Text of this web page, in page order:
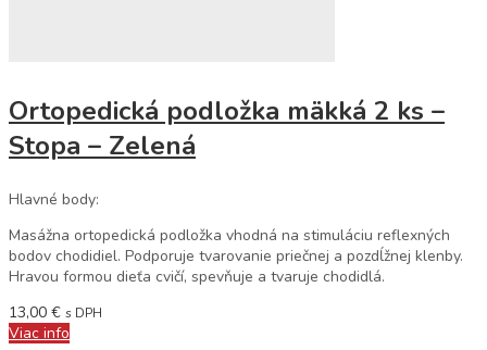
Ortopedická podložka mäkká 2 ks –
Stopa – Zelená
Hlavné body:
Masážna ortopedická podložka vhodná na stimuláciu reflexných
bodov chodidiel. Podporuje tvarovanie priečnej a pozdĺžnej klenby.
Hravou formou dieťa cvičí, spevňuje a tvaruje chodidlá.
13,00 € s DPH
Viac info